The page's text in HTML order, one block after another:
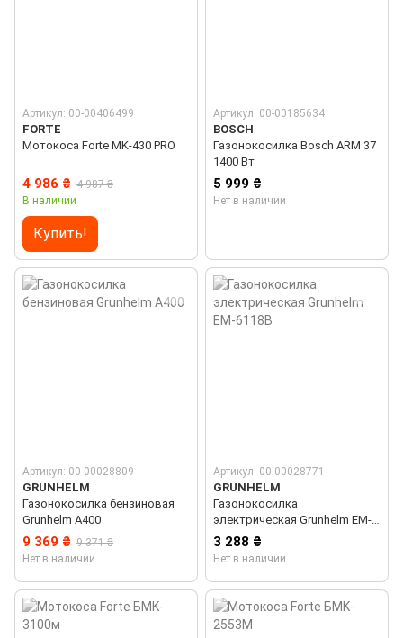
Артикул: 00-00406499
FORTE
Мотокосa Forte MK-430 PRO
4 986 ₴ 4 987 ₴
В наличии
Купить!
Артикул: 00-00185634
BOSCH
Газонокосилка Bosch ARM 37
1400 Вт
5 999 ₴
Нет в наличии
Артикул: 00-00028809
GRUNHELM
Газонокосилка бензиновая
Grunhelm А400
9 369 ₴ 9 371 ₴
Нет в наличии
Артикул: 00-00028771
GRUNHELM
Газонокосилка
электрическая Grunhelm EM-
6118B
3 288 ₴
Нет в наличии